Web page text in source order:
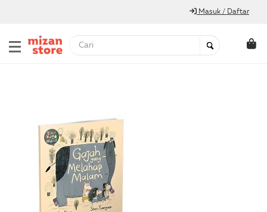
Masuk / Daftar